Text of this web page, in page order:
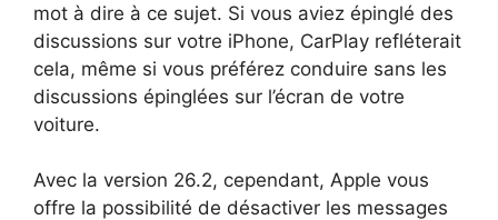
mot à dire à ce sujet. Si vous aviez épinglé des
discussions sur votre iPhone, CarPlay refléterait
cela, même si vous préférez conduire sans les
discussions épinglées sur l’écran de votre
voiture.
Avec la version 26.2, cependant, Apple vous
offre la possibilité de désactiver les messages